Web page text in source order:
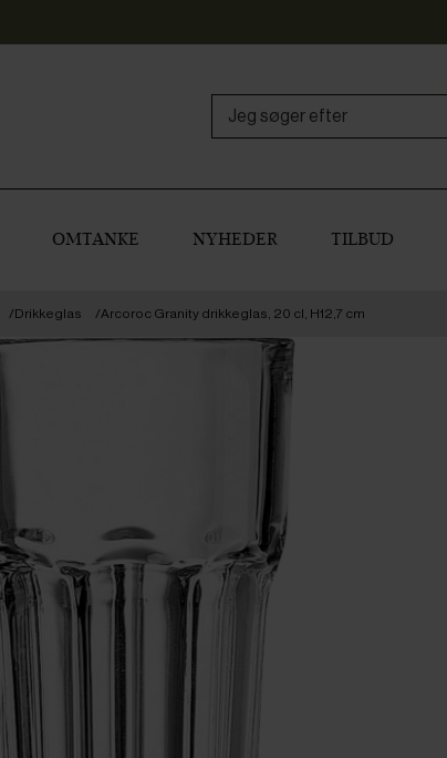
OMTANKE NYHEDER TILBUD
Drikkeglas Arcoroc Granity drikkeglas, 20 cl, H12,7 cm